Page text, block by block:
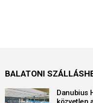
BALATONI
Danubius